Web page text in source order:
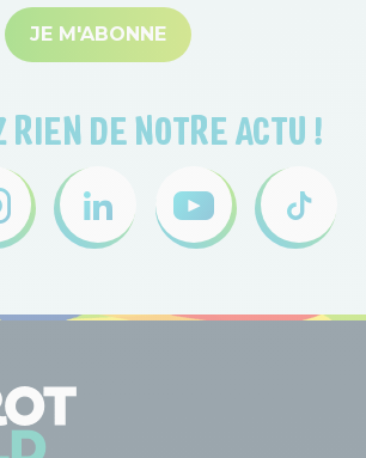
JE M'ABONNE
RIEN DE NOTRE ACTU !